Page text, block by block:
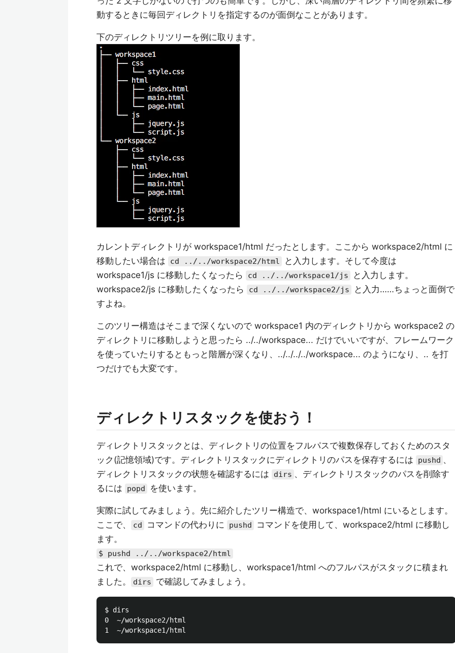
動するときに毎回ディレクトリを指定するのが面倒なことがあります。
下のディレクトリツリーを例に取ります。
カレントディレクトリが workspace1/html だったとします。ここから workspace2/html に
移動したい場合は
cd ../../workspace2/html
と入力します。そして今度は
workspace1/js に移動したくなったら
cd ../../workspace1/js
と入力します。
workspace2/js に移動したくなったら
cd ../../workspace2/js
と入力……ちょっと面倒で
すよね。
このツリー構造はそこまで深くないので workspace1 内のディレクトリから workspace2 の
ディレクトリに移動しようと思ったら ../../workspace... だけでいいですが、フレームワーク
を使っていたりするともっと階層が深くなり、../../../../workspace... のようになり、.. を打
つだけでも大変です。
ディレクトリスタックを使おう！
ディレクトリスタックとは、ディレクトリの位置をフルパスで複数保存しておくためのスタ
ック(記憶領域)です。ディレクトリスタックにディレクトリのパスを保存するには
pushd 、
ディレクトリスタックの状態を確認するには
dirs 、ディレクトリスタックのパスを削除す
るには
popd を使います。
実際に試してみましょう。先に紹介したツリー構造で、workspace1/html にいるとします。
ここで、
cd コマンドの代わりに pushd
コマンドを使用して、workspace2/html に移動し
ます。
$ pushd ../../workspace2/html
これで、workspace2/html に移動し、workspace1/html へのフルパスがスタックに積まれ
ました。
dirs で確認してみましょう。
$ dirs
0  ~/workspace2/html